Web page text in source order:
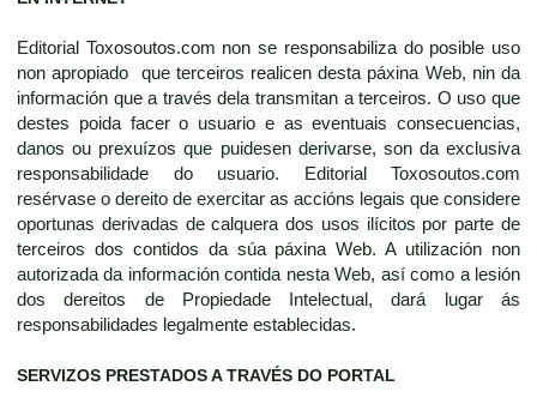
Editorial Toxosoutos.com non se responsabiliza do posible uso
non apropiado que terceiros realicen desta páxina Web, nin da
información que a través dela transmitan a terceiros. O uso que
destes poida facer o usuario e as eventuais consecuencias,
danos ou prexuízos que puidesen derivarse, son da exclusiva
responsabilidade do usuario. Editorial Toxosoutos.com
resérvase o dereito de exercitar as accións legais que considere
oportunas derivadas de calquera dos usos ilícitos por parte de
terceiros dos contidos da súa páxina Web. A utilización non
autorizada da información contida nesta Web, así como a lesión
dos dereitos de Propiedade Intelectual, dará lugar ás
responsabilidades legalmente establecidas.
SERVIZOS PRESTADOS A TRAVÉS DO PORTAL